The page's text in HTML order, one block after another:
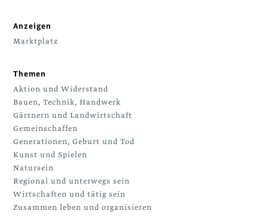
Anzeigen
Marktplatz
Themen
Aktion und Widerstand
Bauen, Technik, Handwerk
Gärtnern und Landwirtschaft
Gemeinschaffen
Generationen, Geburt und Tod
Kunst und Spielen
Natursein
Regional und unterwegs sein
Wirtschaften und tätig sein
Zusammen leben und organisieren